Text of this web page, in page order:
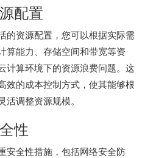
配置
的资源配置，您可以根据实际需
算能力、存储空间和带宽等资
计算环境下的资源浪费问题。这
效的成本控制方式，使其能够根
调整资源规模。
性
安全性措施，包括网络安全防